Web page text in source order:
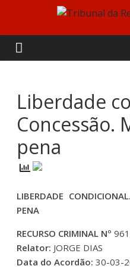
content
Tribunal
da
Relação
de
Coimbra
Liberdade
Concessão.
pena
LIBERDADE
PENA
RECURSO CRIMINAL Nº
Relator: JORGE DIAS
Data do Acordão: 30-03-